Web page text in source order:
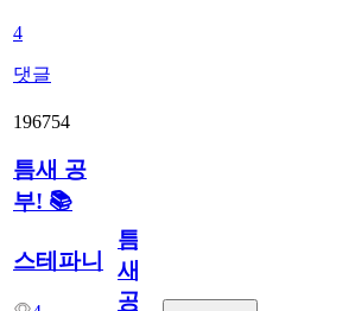
4
댓글
196754
틈새 공
부! 📚
스테파니
틈
새
공